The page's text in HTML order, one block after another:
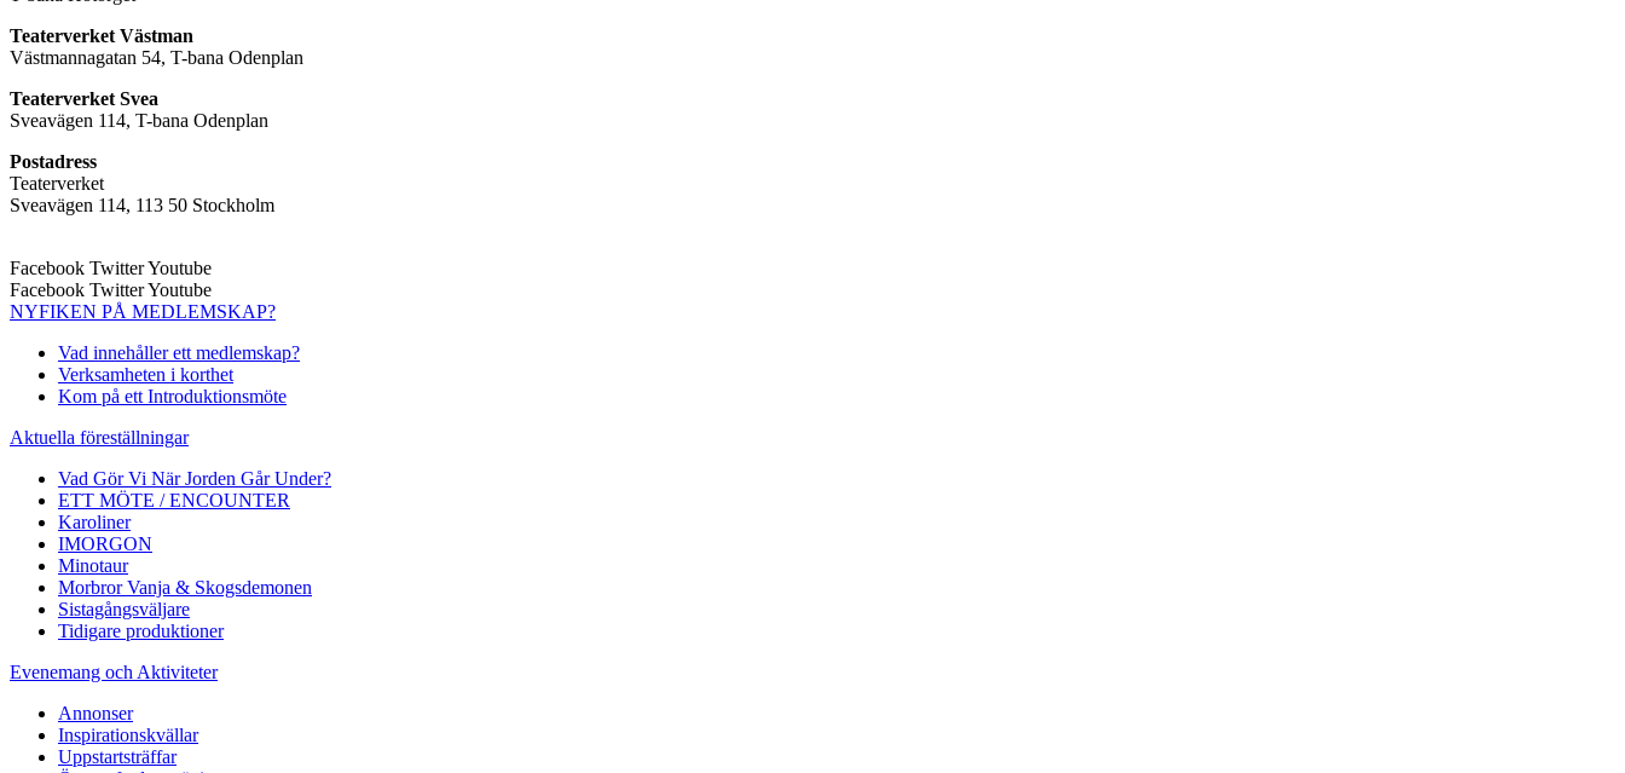
Teaterverket Västman
Västmannagatan 54, T-bana Odenplan
Teaterverket Svea
Sveavägen 114, T-bana Odenplan
Postadress
Teaterverket
Sveavägen 114, 113 50 Stockholm
Facebook TwitterYoutube
Facebook TwitterYoutube
NYFIKEN PÅ MEDLEMSKAP?
Vad innehåller ett medlemskap?
Verksamheten i korthet
Kom på ett Introduktionsmöte
Aktuella föreställningar
Vad Gör Vi När Jorden Går Under?
ETT MÖTE / ENCOUNTER
Karoliner
IMORGON
Minotaur
Morbror Vanja & Skogsdemonen
Sistagångsväljare
Tidigare produktioner
Evenemang och Aktiviteter
Annonser
Inspirationskvällar
Uppstartsträffar